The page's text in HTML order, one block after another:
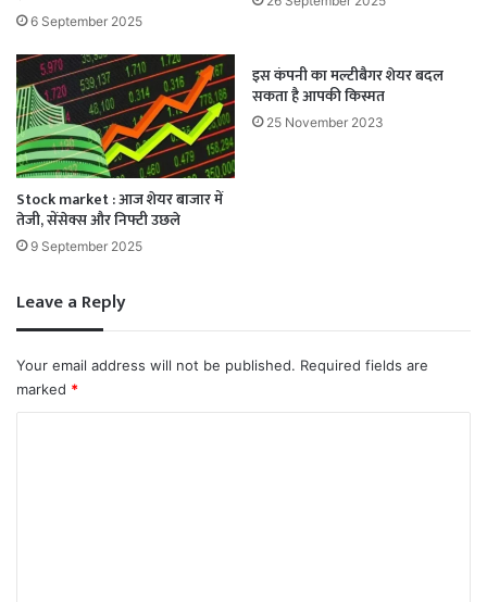
6 September 2025
Stock market : आज शेयर बाजार में
तेजी, सेंसेक्स और निफ्टी उछले
9 September 2025
इस कंपनी का मल्टीबैगर शेयर बदल
सकता है आपकी किस्मत
25 November 2023
Leave a Reply
Your email address will not be published. Required fields are
marked *